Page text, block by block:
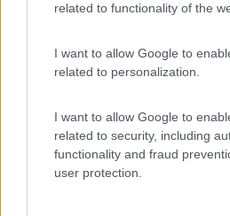
related to functionality of the
I want to allow Google to
related to personalization.
I want to allow Google to
related to security, including
functionality and fraud
user protection.
9 Arsiè (BL)
Campeggio